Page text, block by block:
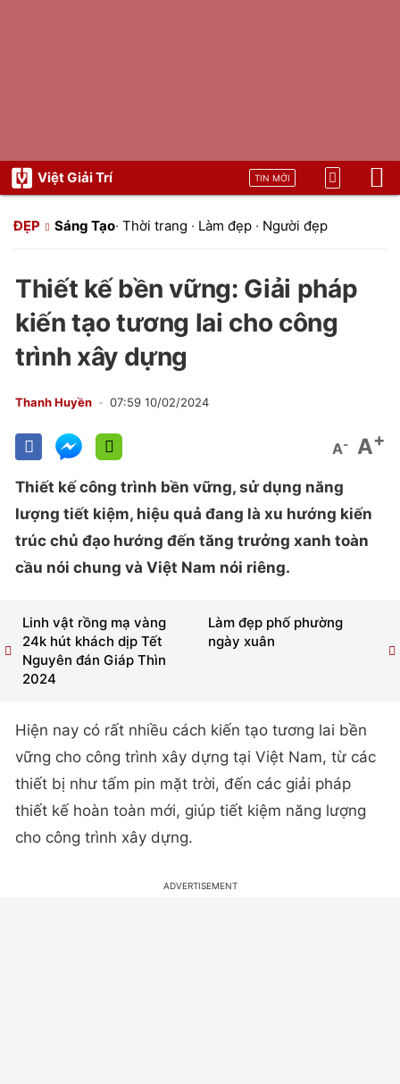
Việt Giải Trí TIN MỚI
ĐẸP Sáng Tạo· Thời trang · Làm đẹp · Người đẹp
Thiết kế bền vững: Giải pháp
kiến tạo tương lai cho công
trình xây dựng
Thanh Huyền 07:59 10/02/2024
A- A+
Thiết kế công trình bền vững, sử dụng năng
lượng tiết kiệm, hiệu quả đang là xu hướng kiến
trúc chủ đạo hướng đến tăng trưởng xanh toàn
cầu nói chung và Việt Nam nói riêng.
Làm đẹp phố phường
ngày xuân
Linh vật rồng mạ vàng
24k hút khách dịp Tết
Nguyên đán Giáp Thìn
2024
Hiện nay có rất nhiều cách kiến tạo tương lai bền
vững cho công trình xây dựng tại Việt Nam, từ các
thiết bị như tấm pin mặt trời, đến các giải pháp
thiết kế hoàn toàn mới, giúp tiết kiệm năng lượng
cho công trình xây dựng.